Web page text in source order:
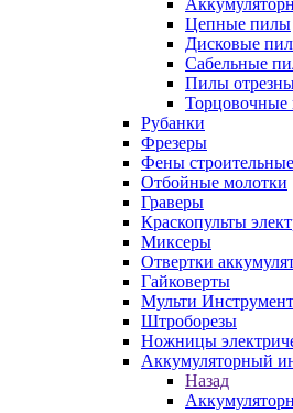
Цепные пилы
Дисковые
Сабельные
Пилы
Рубанки
Фрезеры
Фены строительные
Отбойные молотки
Граверы
Краскопульты
Миксеры
Отвертки
Гайковерты
Мульти Инструмент
Штроборезы
Ножницы
Аккумуляторный
Назад